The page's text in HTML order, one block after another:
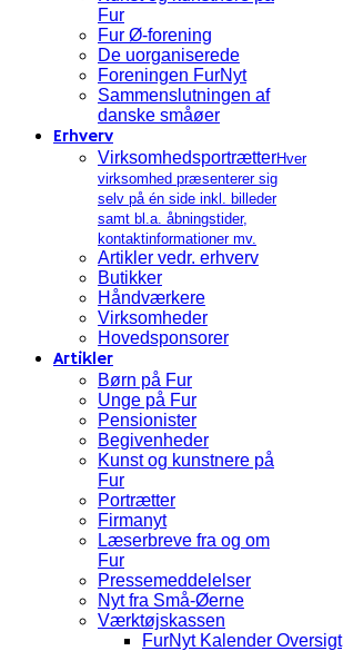
Fur
Fur Ø-forening
De uorganiserede
Foreningen FurNyt
Sammenslutningen af
danske småøer
Erhverv
VirksomhedsportrætterHver
virksomhed præsenterer sig
selv på én side inkl. billeder
samt bl.a. åbningstider,
kontaktinformationer mv.
Artikler vedr. erhverv
Butikker
Håndværkere
Virksomheder
Hovedsponsorer
Artikler
Børn på Fur
Unge på Fur
Pensionister
Begivenheder
Kunst og kunstnere på
Fur
Portrætter
Firmanyt
Læserbreve fra og om
Fur
Pressemeddelelser
Nyt fra Små-Øerne
Værktøjskassen
FurNyt Kalender Oversigt